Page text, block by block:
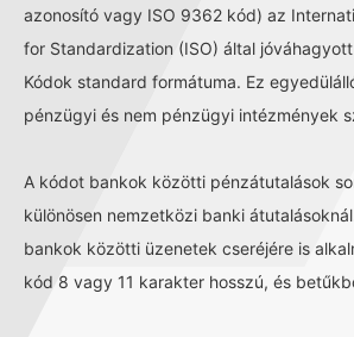
azonosító vagy ISO 9362 kód) az
for Standardization (ISO) által
Kódok standard formátuma. Ez
pénzügyi és nem pénzügyi intézmények
A kódot bankok közötti pénzátutalások
különösen nemzetközi banki
bankok közötti üzenetek cseréjére is
kód 8 vagy 11 karakter hosszú, és